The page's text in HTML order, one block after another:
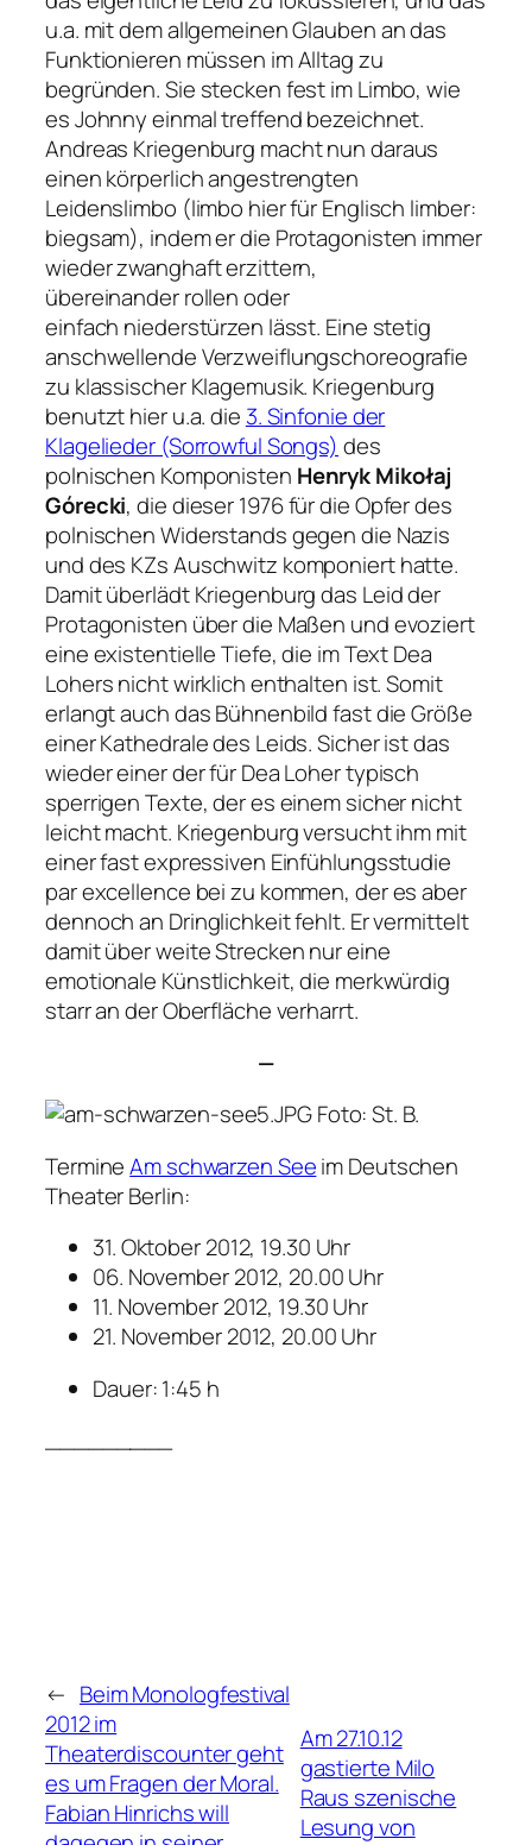
u.a. mit dem allgemeinen Glauben an das
Funktionieren müssen im Alltag zu
begründen. Sie stecken fest imLimbo, wie
es Johnny einmal treffend bezeichnet.
Andreas Kriegenburg macht nun daraus
einen körperlich angestrengten
Leidenslimbo (limbo hier für Englisch limber:
biegsam), indem er die Protagonisten immer
wieder zwanghaft erzittern,
übereinander rollen oder
einfach niederstürzen lässt. Eine stetig
anschwellende Verzweiflungschoreografie
zu klassischer Klagemusik. Kriegenburg
benutzt hier u.a. die 3. Sinfonie der
Klagelieder (Sorrowful Songs) des
polnischen Komponisten Henryk Mikołaj
Górecki, die dieser 1976 für die Opfer des
polnischen Widerstands gegen die Nazis
und des KZs Auschwitz komponiert hatte.
Damit überlädt Kriegenburg das Leid der
Protagonisten über die Maßen und evoziert
eine existentielle Tiefe, die im Text Dea
Lohers nicht wirklich enthalten ist. Somit
erlangt auch das Bühnenbild fast die Größe
einer Kathedrale des Leids. Sicher ist das
wieder einer der für Dea Loher typisch
sperrigen Texte, der es einem sicher nicht
leicht macht. Kriegenburg versucht ihm mit
einer fast expressiven Einfühlungsstudie
par excellence bei zu kommen, der es aber
dennoch an Dringlichkeit fehlt. Er vermittelt
damit über weite Strecken nur eine
emotionale Künstlichkeit, die merkwürdig
starr an der Oberfläche verharrt.
—
Foto: St. B.
TermineAm schwarzen Seeim Deutschen
Theater Berlin:
31. Oktober 2012, 19.30 Uhr
06. November 2012, 20.00 Uhr
11. November 2012, 19.30 Uhr
21. November 2012, 20.00 Uhr
Dauer: 1:45 h
_________
← Beim Monologfestival
2012 im
Theaterdiscounter geht
es um Fragen der Moral.
Fabian Hinrichs will
Am 27.10.12
gastierte Milo
Raus szenische
Lesung von